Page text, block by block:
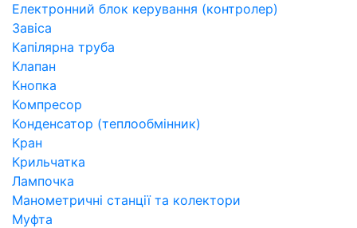
Електронний блок керування (контролер)
Завіса
Капілярна труба
Клапан
Кнопка
Компресор
Конденсатор (теплообмінник)
Кран
Крильчатка
Лампочка
Манометричні станції та колектори
Муфта